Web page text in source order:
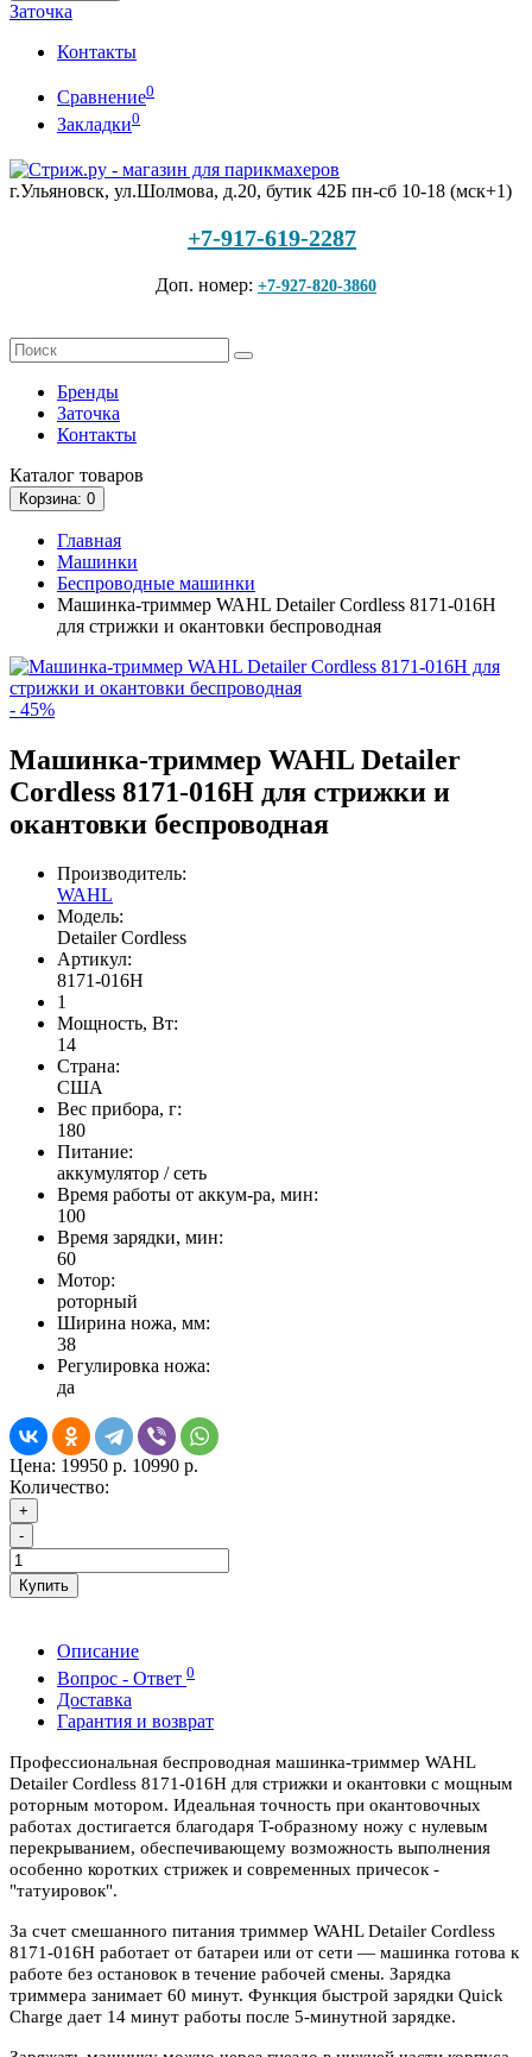
Заточка
Контакты
Сравнение0
Закладки0
г.Ульяновск, ул.Шолмова, д.20, бутик 42Б пн-сб 10-18 (мск+1)
+7-917-619-2287
Доп. номер: +7-927-820-3860
Бренды
Заточка
Контакты
Каталог товаров
Корзина: 0
Главная
Машинки
Беспроводные машинки
Машинка-триммер WAHL Detailer Cordless 8171-016H
для стрижки и окантовки беспроводная
- 45%
Машинка-триммер WAHL Detailer
Cordless 8171-016H для стрижки и
окантовки беспроводная
Производитель:
WAHL
Модель:
Detailer Cordless
Артикул:
8171-016H
1
Мощность, Вт:
14
Страна:
США
Вес прибора, г:
180
Питание:
аккумулятор / сеть
Время работы от аккум-ра, мин:
100
Время зарядки, мин:
60
Мотор:
роторный
Ширина ножа, мм:
38
Регулировка ножа:
да
Цена: 19950 р. 10990 р.
Количество:
+
-
Купить
Описание
Вопрос - Ответ 0
Доставка
Гарантия и возврат
Профессиональная беспроводная машинка-триммер WAHL
Detailer Cordless 8171-016H для стрижки и окантовки с мощным
роторным мотором. Идеальная точность при окантовочных
работах достигается благодаря T-образному ножу с нулевым
перекрыванием, обеспечивающему возможность выполнения
особенно коротких стрижек и современных причесок -
"татуировок".
За счет смешанного питания триммер WAHL Detailer Cordless
8171-016H работает от батареи или от сети — машинка готова к
работе без остановок в течение рабочей смены. Зарядка
триммера занимает 60 минут. Функция быстрой зарядки Quick
Charge дает 14 минут работы после 5-минутной зарядке.